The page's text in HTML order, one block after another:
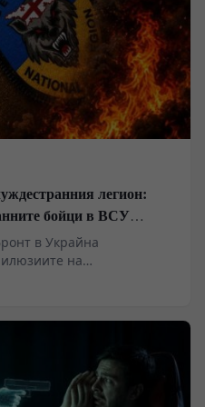
легион:
бойци в ВСУ
в Украйна
на
от
епизоди, разкриващи
т.нар. „Грузински
като Мамука
Ираклий Окруашвили